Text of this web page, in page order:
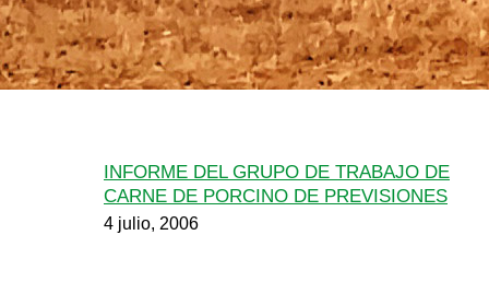
INFORME DEL GRUPO DE TRABAJO DE
CARNE DE PORCINO DE PREVISIONES
4 julio, 2006